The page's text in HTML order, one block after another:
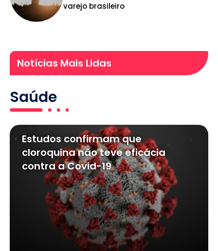
varejo brasileiro
Notícias Mais Lidas
Saúde
Estudos confirmam que
cloroquina não teve eficácia
contra a Covid-19